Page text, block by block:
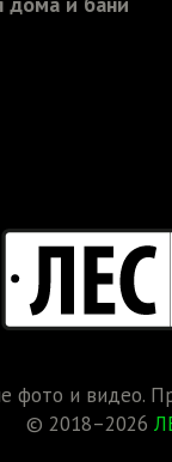
фото и видео.
© 2018–2026